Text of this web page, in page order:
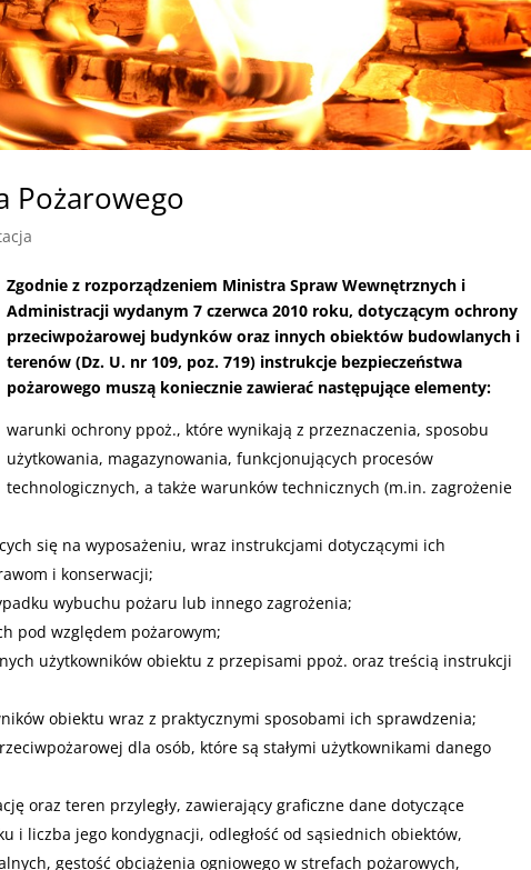
Pożarowego
Zgodnie z rozporządzeniem Ministra Spraw Wewnętrznych i
Administracji wydanym 7 czerwca 2010 roku, dotyczącym ochrony
przeciwpożarowej budynków oraz innych obiektów budowlanych i
terenów (Dz. U. nr 109, poz. 719) instrukcje bezpieczeństwa
pożarowego muszą koniecznie zawierać następujące elementy:
warunki ochrony ppoż., które wynikają z przeznaczenia, sposobu
użytkowania, magazynowania, funkcjonujących procesów
technologicznych, a także warunków technicznych (m.in. zagrożenie
się na wyposażeniu, wraz instrukcjami dotyczącymi ich
i konserwacji;
wybuchu pożaru lub innego zagrożenia;
pod względem pożarowym;
użytkowników obiektu z przepisami ppoż. oraz treścią instrukcji
obiektu wraz z praktycznymi sposobami ich sprawdzenia;
dla osób, które są stałymi użytkownikami danego
oraz teren przyległy, zawierający graficzne dane dotyczące
i liczba jego kondygnacji, odległość od sąsiednich obiektów,
gęstość obciążenia ogniowego w strefach pożarowych,